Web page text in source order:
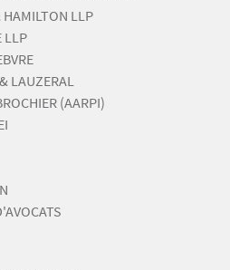
HAMILTON LLP
LLP
LAUZERAL
(AARPI)